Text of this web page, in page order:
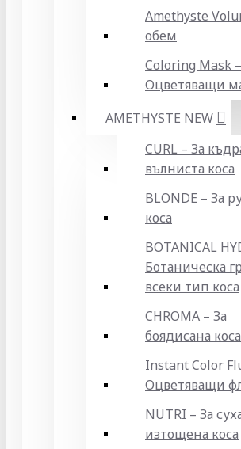
Amethyste
обем
Coloring Mask –
Оцветяващи
AMETHYSTE NEW
CURL – За
вълниста коса
BLONDE – За
коса
BOTANICAL
Ботаническа
всеки тип коса
CHROMA – За
боядисана коса
Instant Color
Оцветяващи
NUTRI – За
изтощена коса